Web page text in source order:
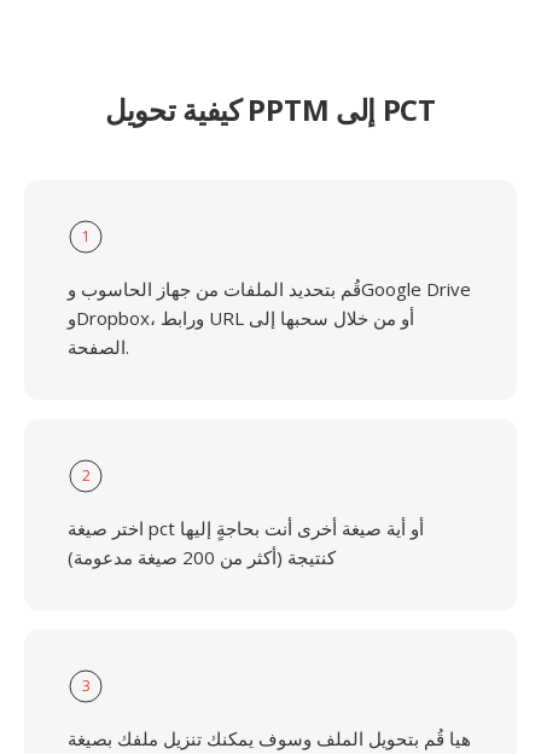
كيفية تحويل PPTM إلى PCT
1
قُم بتحديد الملفات من جهاز الحاسوب وGoogle Drive
وDropbox، ورابط URL أو من خلال سحبها إلى
الصفحة.
2
اختر صيغة pct أو أية صيغة أخرى أنت بحاجةٍ إليها
كنتيجة (أكثر من 200 صيغة مدعومة)
3
هيا قُم بتحويل الملف وسوف يمكنك تنزيل ملفك بصيغة